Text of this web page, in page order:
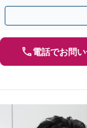
談など有料相談になる
電話でお問